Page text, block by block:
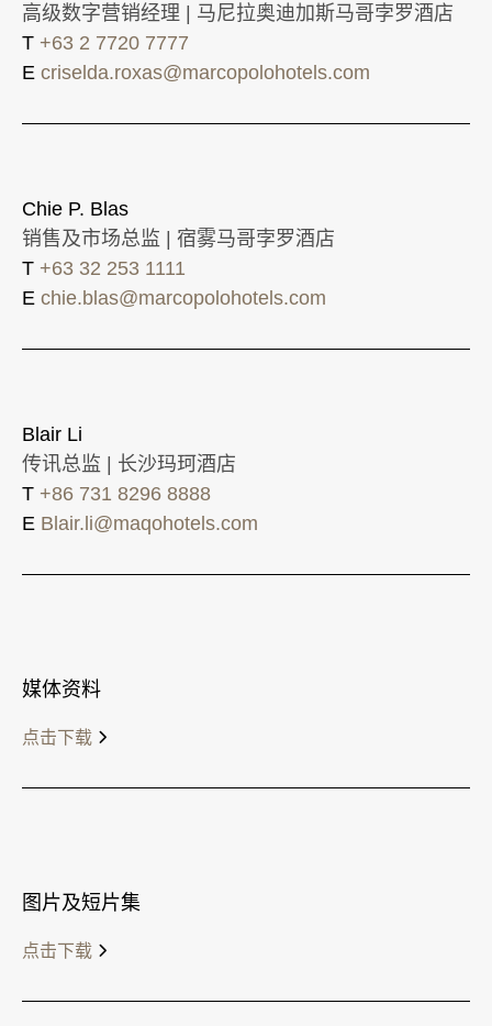
高级数字营销经理 | 马尼拉奥迪加斯马哥孛罗酒店
T +63 2 7720 7777
E criselda.roxas@marcopolohotels.com
Chie P. Blas
销售及市场总监 | 宿雾马哥孛罗酒店
T +63 32 253 1111
E chie.blas@marcopolohotels.com
Blair Li
传讯总监 | 长沙玛珂酒店
T +86 731 8296 8888
E Blair.li@maqohotels.com
媒体资料
点击下载
图片及短片集
点击下载